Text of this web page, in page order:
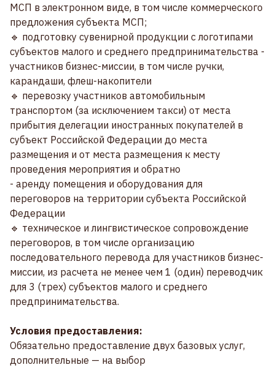
МСП в электронном виде, в том числе коммерческого
предложения субъекта МСП;
🔹 подготовку сувенирной продукции с логотипами
субъектов малого и среднего предпринимательства -
участников бизнес-миссии, в том числе ручки,
карандаши, флеш-накопители
🔹 перевозку участников автомобильным
транспортом (за исключением такси) от места
прибытия делегации иностранных покупателей в
субъект Российской Федерации до места
размещения и от места размещения к месту
проведения мероприятия и обратно
- аренду помещения и оборудования для
переговоров на территории субъекта Российской
Федерации
🔹 техническое и лингвистическое сопровождение
переговоров, в том числе организацию
последовательного перевода для участников бизнес-
миссии, из расчета не менее чем 1 (один) переводчик
для 3 (трех) субъектов малого и среднего
предпринимательства.
Условия предоставления:
Обязательно предоставление двух базовых услуг,
дополнительные — на выбор